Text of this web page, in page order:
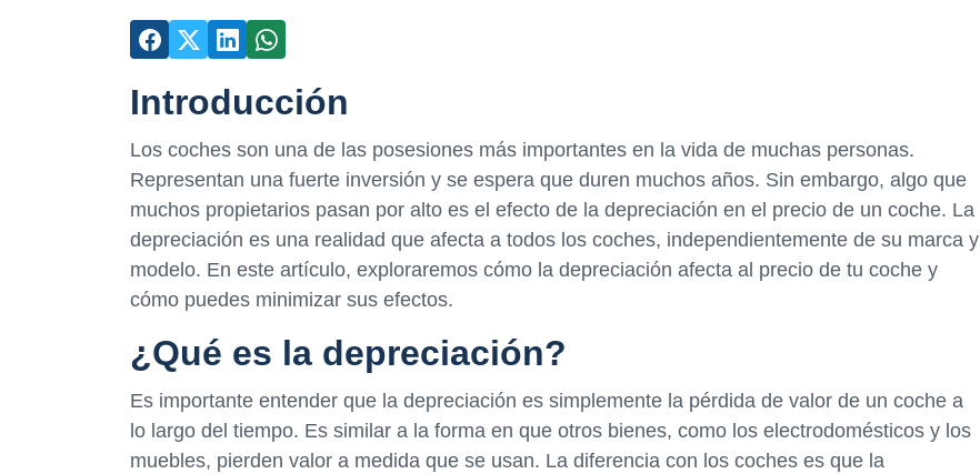
Introducción
Los coches son una de las posesiones más importantes en la vida de muchas personas.
Representan una fuerte inversión y se espera que duren muchos años. Sin embargo, algo que
muchos propietarios pasan por alto es el efecto de la depreciación en el precio de un coche. La
depreciación es una realidad que afecta a todos los coches, independientemente de su marca y
modelo. En este artículo, exploraremos cómo la depreciación afecta al precio de tu coche y
cómo puedes minimizar sus efectos.
¿Qué es la depreciación?
Es importante entender que la depreciación es simplemente la pérdida de valor de un coche a
lo largo del tiempo. Es similar a la forma en que otros bienes, como los electrodomésticos y los
muebles, pierden valor a medida que se usan. La diferencia con los coches es que la